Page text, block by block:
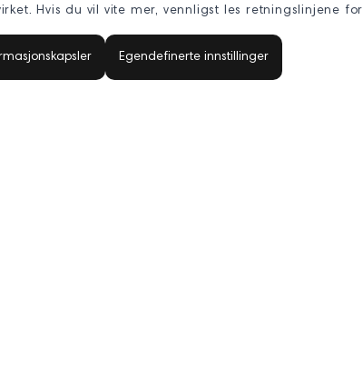
Hvis du vil vite mer, vennligst les retningslinjene for
Egendefinerte innstillinger